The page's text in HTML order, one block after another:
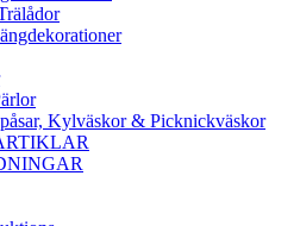
Kylväskor & Picknickväskor